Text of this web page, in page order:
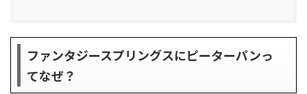
ファンタジースプリングスにピーターパンっ
てなぜ？